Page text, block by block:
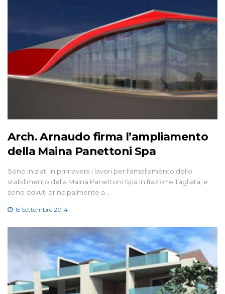
Arch. Arnaudo firma l’ampliamento
della Maina Panettoni Spa
Sono iniziati in primavera i lavori per l'ampliamento dello
stabilimento della Maina Panettoni Spa in frazione Tagliata, e
sono dovuti principalmente a…
15 Settembre 2014